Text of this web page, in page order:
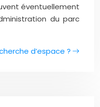
éventuellement
du parc
d’espace ?